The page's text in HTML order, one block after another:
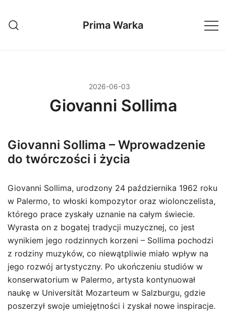
treści
Prima Warka
2026-06-03
Giovanni Sollima
Giovanni Sollima – Wprowadzenie
do twórczości i życia
Giovanni Sollima, urodzony 24 października 1962 roku
w Palermo, to włoski kompozytor oraz wiolonczelista,
którego prace zyskały uznanie na całym świecie.
Wyrasta on z bogatej tradycji muzycznej, co jest
wynikiem jego rodzinnych korzeni – Sollima pochodzi
z rodziny muzyków, co niewątpliwie miało wpływ na
jego rozwój artystyczny. Po ukończeniu studiów w
konserwatorium w Palermo, artysta kontynuował
naukę w Universität Mozarteum w Salzburgu, gdzie
poszerzył swoje umiejętności i zyskał nowe inspiracje.